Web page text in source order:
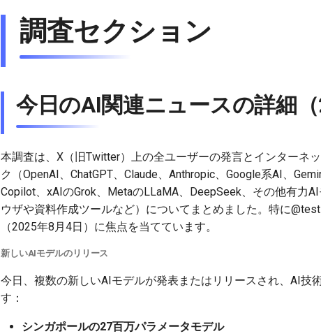
調査セクション
今日のAI関連ニュースの詳細（
本調査は、X（旧Twitter）上の全ユーザーの発言とインターネ
ク（OpenAI、ChatGPT、Claude、Anthropic、Google系AI、
Copilot、xAIのGrok、MetaのLLaMA、DeepSeek、その他有力
ウザや資料作成ツールなど）についてまとめました。特に
（2025年8月4日）に焦点を当てています。
新しいAIモデルのリリース
今日、複数の新しいAIモデルが発表またはリリースされ、AI技
す：
シンガポールの27百万パラメータモデル